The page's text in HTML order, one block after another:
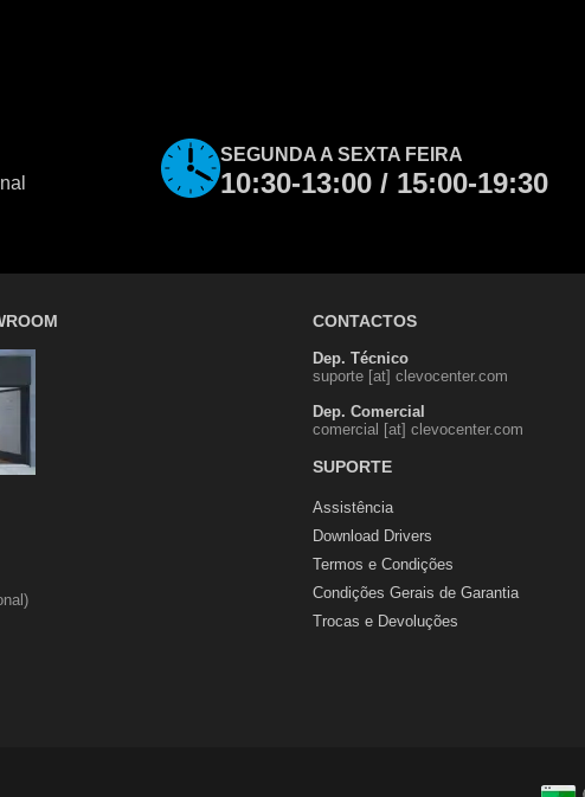
SEGUNDA A SEXTA FEIRA
10:30-13:00 / 15:00-19:30
CONTACTOS
Dep. Técnico
suporte [at] clevocenter.com
Dep. Comercial
comercial [at] clevocenter.com
SUPORTE
Assistência
Download Drivers
Termos e Condições
Condições Gerais de Garantia
Trocas e Devoluções